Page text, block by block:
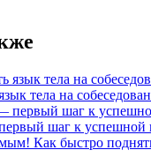
тела на
шаг к успешной